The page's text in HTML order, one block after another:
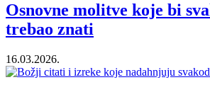
Osnovne molitve koje bi
trebao znati
16.03.2026.